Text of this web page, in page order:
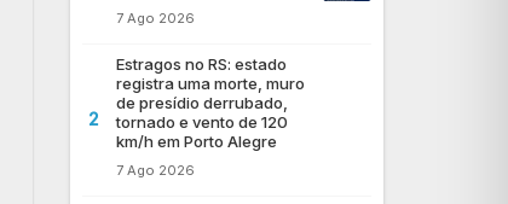
7 Ago 2026
2
Estragos no RS: estado
registra uma morte, muro
de presídio derrubado,
tornado e vento de 120
km/h em Porto Alegre
7 Ago 2026